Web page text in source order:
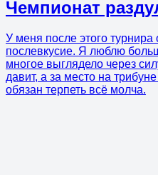
Чемпионат
У меня после этого турнира
послевкусие. Я люблю
многое выглядело через
давит, а за место на
обязан терпеть всё молча.